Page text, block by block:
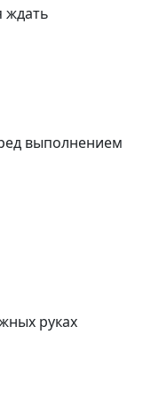
ждать
выполнением
руках